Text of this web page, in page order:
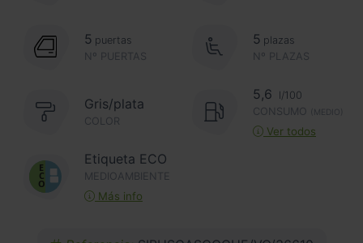
Nº PUERTAS
5 puertas
Nº PLAZAS
5 plazas
Gris/plata
COLOR
5,6
l/100
CONSUMO
(MEDIO)
Ver todos
Etiqueta ECO
MEDIOAMBIENTE
Más info